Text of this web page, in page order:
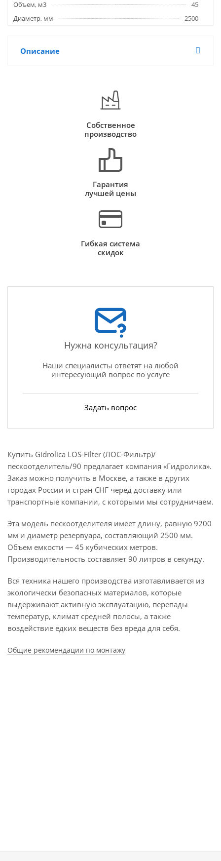
Объем, м3
45
Диаметр, мм
2500
Описание
Собственное
производство
Гарантия
лучшей цены
Гибкая система
скидок
Нужна консультация?
Наши специалисты ответят на любой
интересующий вопрос по услуге
Задать вопрос
Купить Gidrolica LOS-Filter (ЛОС-Фильтр)/
пескоотделитель/90 предлагает компания «Гидролика».
Заказ можно получить в Москве, а также в других
городах России и стран СНГ черед доставку или
транспортные компании, с которыми мы сотрудничаем.
Эта модель пескоотделителя имеет длину, равную 9200
мм и диаметр резервуара, составляющий 2500 мм.
Объем емкости — 45 кубических метров.
Производительность составляет 90 литров в секунду.
Вся техника нашего производства изготавливается из
экологически безопасных материалов, которые
выдерживают активную эксплуатацию, перепады
температур, климат средней полосы, а также
воздействие едких веществ без вреда для себя.
Общие рекомендации по монтажу